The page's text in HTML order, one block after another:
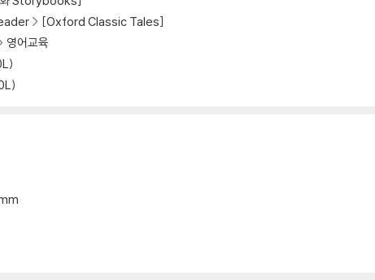
[Oxford Classic Tales]
영어교육